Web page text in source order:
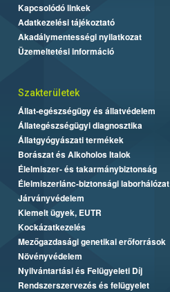
Kapcsolódó linkek
Adatkezelési tájékoztató
Akadálymentességi nyilatkozat
Üzemeltetési információ
Szakterületek
Állat-egészségügy és állatvédelem
Állategészségügyi diagnosztika
Állatgyógyászati termékek
Borászat és Alkoholos Italok
Élelmiszer- és takarmánybiztonság
Élelmiszerlánc-biztonsági laborhálózat
Járványvédelem
Kiemelt ügyek, EUTR
Kockázatkezelés
Mezőgazdasági genetikai erőforrások
Növényvédelem
Nyilvántartási és Felügyeleti Díj
Rendszerszervezés és felügyelet